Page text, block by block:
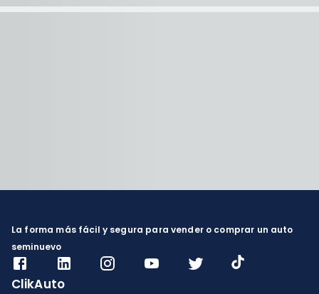
La forma más fácil y segura para vender o comprar un auto
seminuevo
ClikAuto